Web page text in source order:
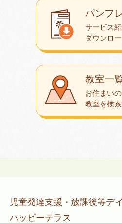
教室一
お住まい
教室を検索
パンフ
サービス
ダウンロ
児童発達支援・放課後等デ
ハッピーテラス